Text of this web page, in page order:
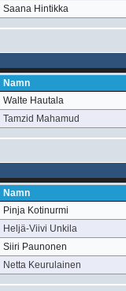
Saana Hintikka
Namn
Walte Hautala
Tamzid Mahamud
Namn
Pinja Kotinurmi
Heljä-Viivi Unkila
Siiri Paunonen
Netta Keurulainen